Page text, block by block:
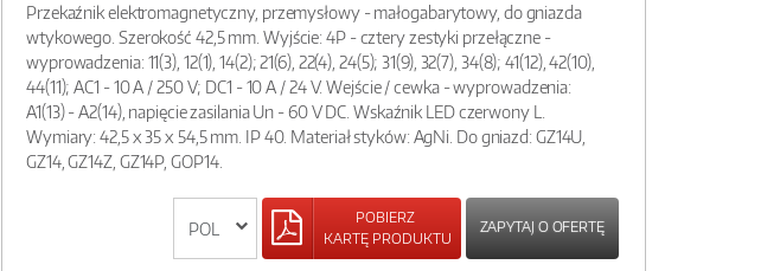
Przekaźnik elektromagnetyczny, przemysłowy - małogabarytowy, do gniazda
wtykowego. Szerokość 42,5 mm. Wyjście: 4P - cztery zestyki przełączne -
wyprowadzenia: 11(3), 12(1), 14(2); 21(6), 22(4), 24(5); 31(9), 32(7), 34(8); 41(12), 42(10),
44(11); AC1 - 10 A / 250 V; DC1 - 10 A / 24 V. Wejście / cewka - wyprowadzenia:
A1(13) - A2(14), napięcie zasilania Un - 60 V DC. Wskaźnik LED czerwony L.
Wymiary: 42,5 x 35 x 54,5 mm. IP 40. Materiał styków: AgNi. Do gniazd: GZ14U,
GZ14, GZ14Z, GZ14P, GOP14.
POBIERZ
KARTĘ PRODUKTU
ZAPYTAJ O OFERTĘ